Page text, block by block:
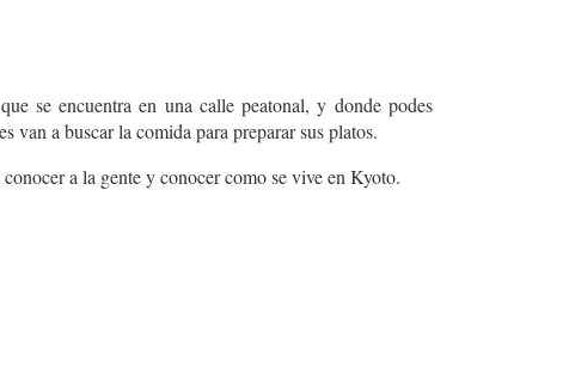
se encuentra en una calle peatonal, y donde podes
van a buscar la comida para preparar sus platos.
a la gente y conocer como se vive en Kyoto.